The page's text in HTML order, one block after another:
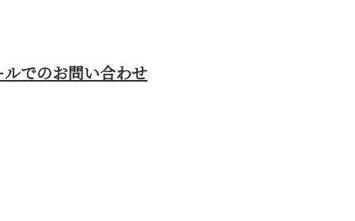
ルでのお問い合わせ